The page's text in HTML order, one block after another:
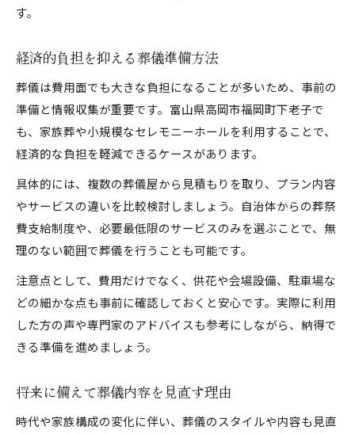
す。
経済的負担を抑える葬儀準備方法
葬儀は費用面でも大きな負担になることが多いため、事前の
準備と情報収集が重要です。富山県高岡市福岡町下老子で
も、家族葬や小規模なセレモニーホールを利用することで、
経済的な負担を軽減できるケースがあります。
具体的には、複数の葬儀屋から見積もりを取り、プラン内容
やサービスの違いを比較検討しましょう。自治体からの葬祭
費支給制度や、必要最低限のサービスのみを選ぶことで、無
理のない範囲で葬儀を行うことも可能です。
注意点として、費用だけでなく、供花や会場設備、駐車場な
どの細かな点も事前に確認しておくと安心です。実際に利用
した方の声や専門家のアドバイスも参考にしながら、納得で
きる準備を進めましょう。
将来に備えて葬儀内容を見直す理由
時代や家族構成の変化に伴い、葬儀のスタイルや内容も見直